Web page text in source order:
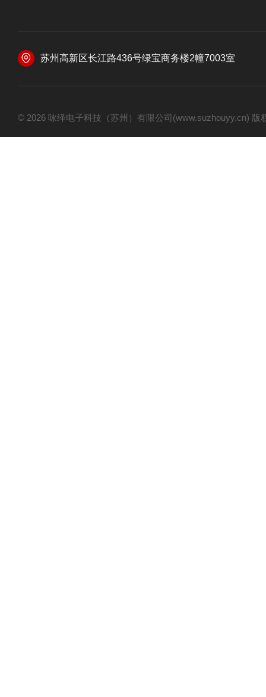
苏州高新区长江路436号绿宝商务楼2幢7003室
© 2026 咏绎电子科技（苏州）有限公司(www.suzhouyy.cn)